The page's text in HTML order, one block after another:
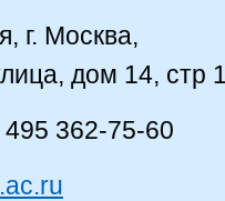
г. Москва,
дом 14, стр
495 362-75-60